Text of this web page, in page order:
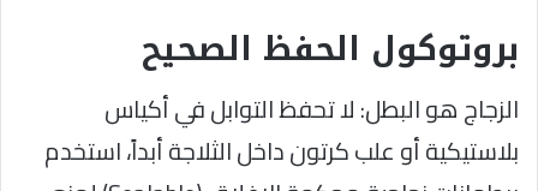
​بروتوكول الحفظ الصحيح
​الزجاج هو البطل: لا تحفظ التوابل في أكياس
بلاستيكية أو علب كرتون داخل الثلاجة أبداً، استخدم